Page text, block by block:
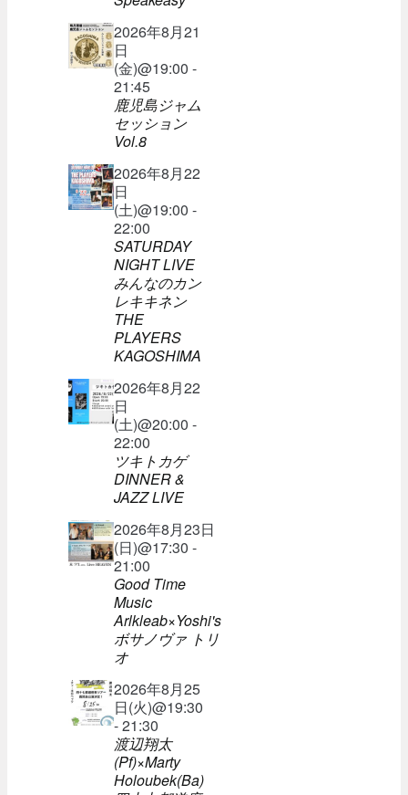
2026年8月21
日
(金)@19:00 -
21:45
鹿児島ジャム
セッション
Vol.8
2026年8月22
日
(土)@19:00 -
22:00
SATURDAY
NIGHT LIVE
みんなのカン
レキキネン
THE
PLAYERS
KAGOSHIMA
2026年8月22
日
(土)@20:00 -
22:00
ツキトカゲ
DINNER &
JAZZ LIVE
2026年8月23日
(日)@17:30 -
21:00
Good Time
Music
Arlkleab×Yoshi's
ボサノヴァ トリ
オ
2026年8月25
日(火)@19:30
- 21:30
渡辺翔太
(Pf)×Marty
Holoubek(Ba)